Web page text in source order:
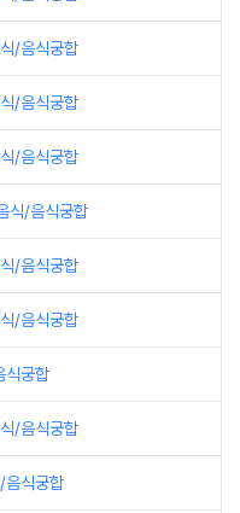
/음식궁합
/음식궁합
/음식궁합
식/음식궁합
/음식궁합
/음식궁합
식궁합
/음식궁합
음식궁합